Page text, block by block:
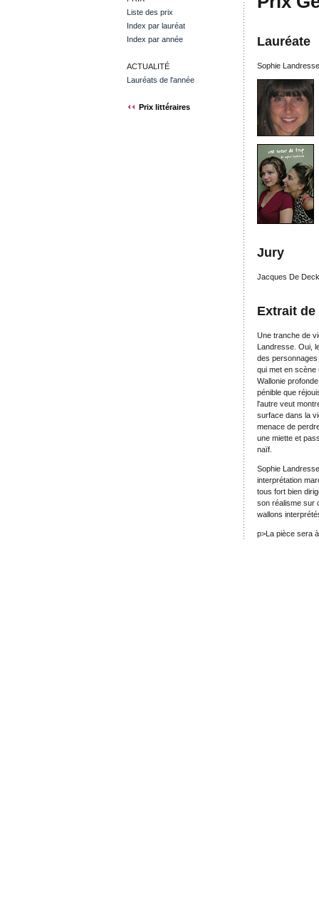
Liste des prix
Index par lauréat
Index par année
ACTUALITÉ
Lauréats de l'année
Prix littéraires
Lauréate
Sophie
Jury
Jacques De
Extrait
Une tranche de
Landresse. Oui,
des
qui met en scène
Wallonie
pénible que
l'autre veut
surface dans la
menace de
une miette et
naïf.
Sophie
interprétation
tous fort bien
son réalisme sur
wallons
p>La pièce sera